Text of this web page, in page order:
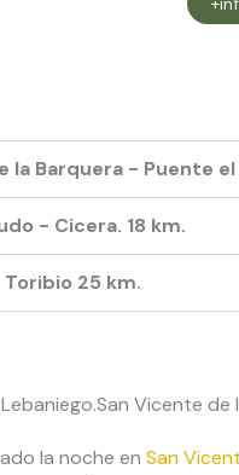
Barquera - Puente
- Cicera. 18 km.
25 km.
Vicente
la noche en San